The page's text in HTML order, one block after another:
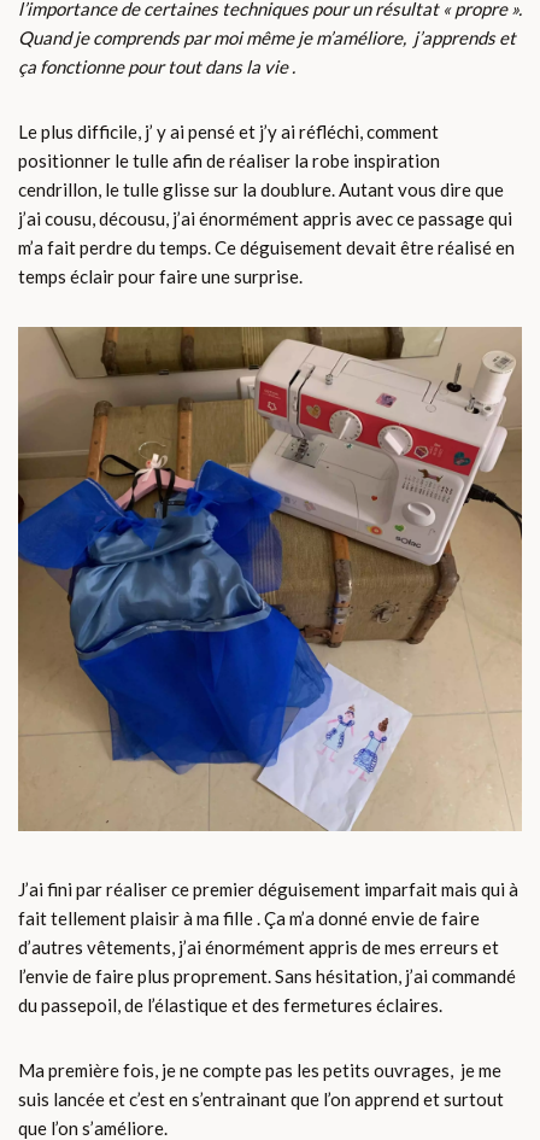
l’importance de certaines techniques pour un résultat « propre ».
Quand je comprends par moi même je m’améliore, j’apprends et
ça fonctionne pour tout dans la vie .
Le plus difficile, j’ y ai pensé et j’y ai réfléchi, comment
positionner le tulle afin de réaliser la robe inspiration
cendrillon, le tulle glisse sur la doublure. Autant vous dire que
j’ai cousu, décousu, j’ai énormément appris avec ce passage qui
m’a fait perdre du temps. Ce déguisement devait être réalisé en
temps éclair pour faire une surprise.
J’ai fini par réaliser ce premier déguisement imparfait mais qui à
fait tellement plaisir à ma fille . Ça m’a donné envie de faire
d’autres vêtements, j’ai énormément appris de mes erreurs et
l’envie de faire plus proprement. Sans hésitation, j’ai commandé
du passepoil, de l’élastique et des fermetures éclaires.
Ma première fois, je ne compte pas les petits ouvrages, je me
suis lancée et c’est en s’entrainant que l’on apprend et surtout
que l’on s’améliore.